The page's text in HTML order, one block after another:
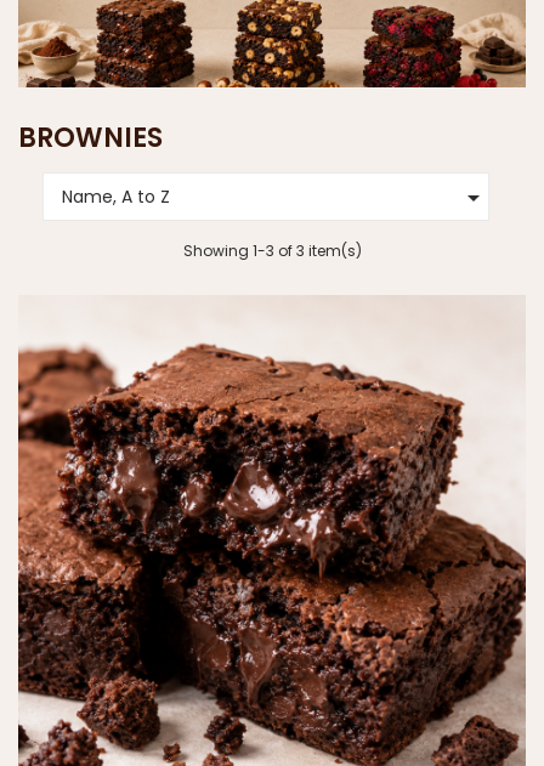
BROWNIES
Name, A to Z 
Showing 1-3 of 3 item(s)